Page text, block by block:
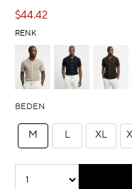
$44.42
RENK
BEDEN
M XL